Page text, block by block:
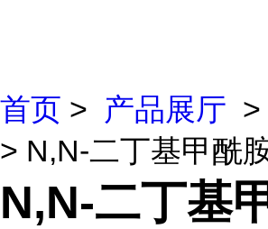
首页 > 产品展厅 >
> N,N-二丁基甲酰
N,N-二丁基